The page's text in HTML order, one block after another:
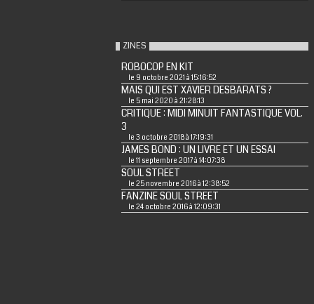
ZINES
ROBOCOP EN KIT
le 9 octobre 2021 à 15:16:52
MAIS QUI EST XAVIER DESBARATS ?
le 5 mai 2020 à 21:28:13
CRITIQUE : MIDI MINUIT FANTASTIQUE VOL.
3
le 3 octobre 2018 à 17:19:31
JAMES BOND : UN LIVRE ET UN ESSAI
le 11 septembre 2017 à 14:07:38
SOUL STREET
le 25 novembre 2016 à 12:38:52
FANZINE SOUL STREET
le 24 octobre 2016 à 12:09:31